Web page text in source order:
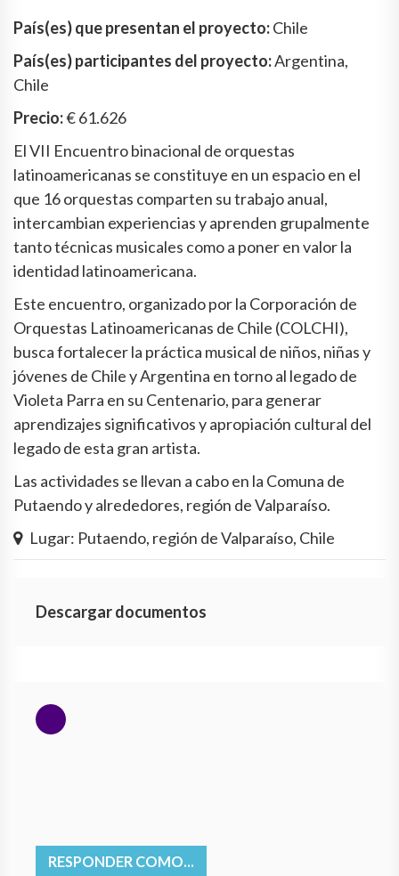
País(es) que presentan el proyecto:Chile
País(es) participantes del proyecto:Argentina,
Chile
Precio:€ 61.626
El VII Encuentro binacional de orquestas
latinoamericanas se constituye en un espacio en el
que 16 orquestas comparten su trabajo anual,
intercambian experiencias y aprenden grupalmente
tanto técnicas musicales como a poner en valor la
identidad latinoamericana.
Este encuentro, organizado por la Corporación de
Orquestas Latinoamericanas de Chile (COLCHI),
busca fortalecer la práctica musical de niños, niñas y
jóvenes de Chile y Argentina en torno al legado de
Violeta Parra en su Centenario, para generar
aprendizajes significativos y apropiación cultural del
legado de esta gran artista.
Las actividades se llevan a cabo en la Comuna de
Putaendo y alrededores, región de Valparaíso.
Lugar: Putaendo, región de Valparaíso, Chile
Descargar documentos
RESPONDER COMO...